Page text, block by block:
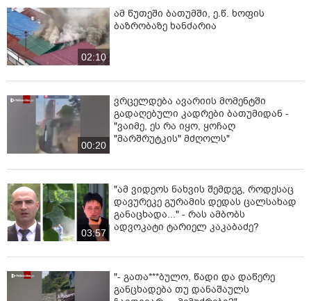
02:10
ამ წუთეში ბათუმში, ე.წ. ხოფის
ბაზრობაზე ხანძარია
00:20
ვრცელდება ავარიის მომენტში
გადაღებული კადრები ბათუმიდან -
"ვაიმე, ეს რა იყო, ყოჩაღ
"მარშრუტკის" მძღოლს"
03:57
"ამ ვიდეოს ნახვის შემდეგ, როდესაც
დავურეკე გურამის დედას ცალსახად
განაცხადა..." - რას ამბობს
ადვოკატი ტარიელ კაკაბაძე?
"- გათა***ბულო, წადი და დაწერე
განცხადება თუ დანაშაულს